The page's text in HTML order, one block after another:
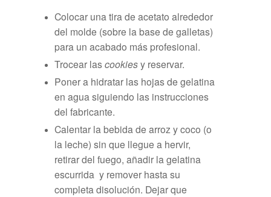
Colocar una tira de acetato alrededor
del molde (sobre la base de galletas)
para un acabado más profesional.
Trocear lascookiesy reservar.
Poner a hidratar las hojas de gelatina
en agua siguiendo las instrucciones
del fabricante.
Calentar la bebida de arroz y coco (o
la leche) sin que llegue a hervir,
retirar del fuego, añadir la gelatina
escurrida y remover hasta su
completa disolución. Dejar que